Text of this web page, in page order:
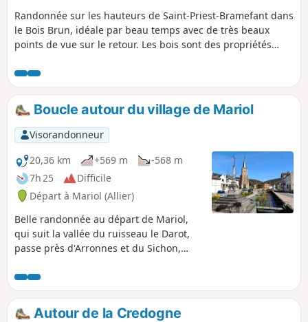
Randonnée sur les hauteurs de Saint-Priest-Bramefant dans
le Bois Brun, idéale par beau temps avec de très beaux
points de vue sur le retour. Les bois sont des propriétés
Boucle autour du village de Mariol
Visorandonneur
20,36 km
+569 m
-568 m
7h 25
Difficile
Départ à Mariol (Allier)
Belle randonnée au départ de Mariol,
qui suit la vallée du ruisseau le Darot,
passe près d'Arronnes et du Sichon,
par un beau panorama, sur la vallée de
l'Allier au premier plan et la Chaîne des
Puys à l'arrière plan.
Autour de la Credogne